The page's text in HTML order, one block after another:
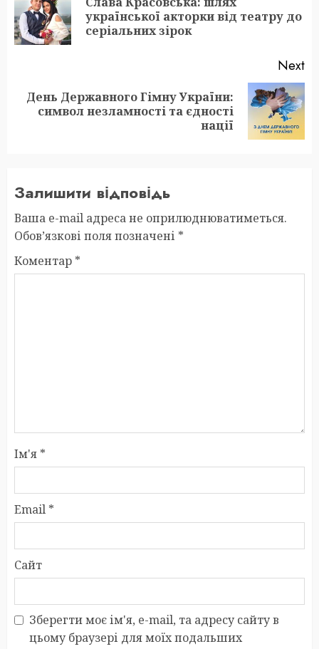
української акторки від театру до
серіальних зірок
Next
Next
День Державного Гімну України:
символ незламності та єдності
нації
Залишити відповідь
Ваша e-mail адреса не оприлюднюватиметься.
Обов’язкові поля позначені *
Коментар *
Ім'я *
Email *
Сайт
Зберегти моє ім'я, e-mail, та адресу сайту в
цьому браузері для моїх подальших